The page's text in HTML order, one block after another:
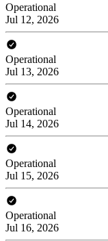
Operational
Jul 12, 2026
Operational
Jul 13, 2026
Operational
Jul 14, 2026
Operational
Jul 15, 2026
Operational
Jul 16, 2026